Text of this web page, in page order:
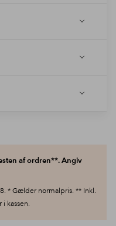
af ordren**. Angiv
* Gælder normalpris. ** Inkl.
kassen.